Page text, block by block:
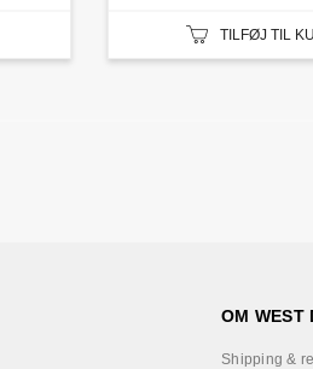
TILFØJ TIL
OM WEST
Shipping &